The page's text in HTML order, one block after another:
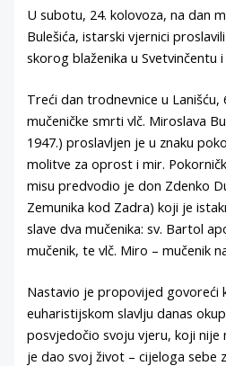
U subotu, 24. kolovoza, na dan
Bulešića, istarski vjernici
skorog blaženika u Svetvinčentu i
Treći dan trodnevnice u Lanišću,
mučeničke smrti vlč. Miroslava
1947.) proslavljen je u znaku
molitve za oprost i mir.
misu predvodio je don Zdenko
Zemunika kod Zadra) koji je
slave dva mučenika: sv. Bartol
mučenik, te vlč. Miro – mučenik
Nastavio je propovijed govoreći
euharistijskom slavlju danas
posvjedočio svoju vjeru, koji nije
je dao svoj život – cijeloga sebe